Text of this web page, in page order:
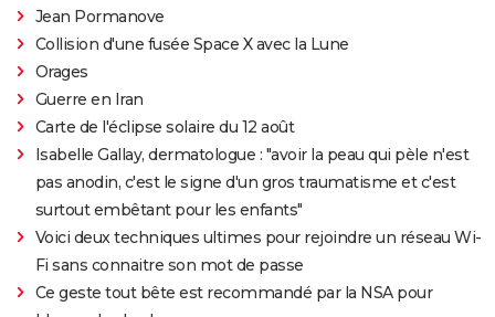
Jean Pormanove
Collision d'une fusée Space X avec la Lune
Orages
Guerre en Iran
Carte de l'éclipse solaire du 12 août
Isabelle Gallay, dermatologue : "avoir la peau qui pèle n'est
pas anodin, c'est le signe d'un gros traumatisme et c'est
surtout embêtant pour les enfants"
Voici deux techniques ultimes pour rejoindre un réseau Wi-
Fi sans connaitre son mot de passe
Ce geste tout bête est recommandé par la NSA pour